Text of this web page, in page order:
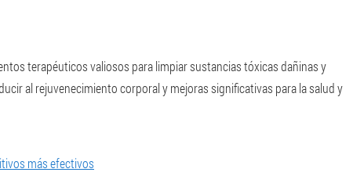
terapéuticos valiosos para limpiar sustancias tóxicas dañinas y
al rejuvenecimiento corporal y mejoras significativas para la salud y
más efectivos